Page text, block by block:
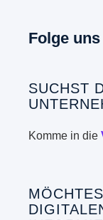
Folge
SUCHST
Komme in die